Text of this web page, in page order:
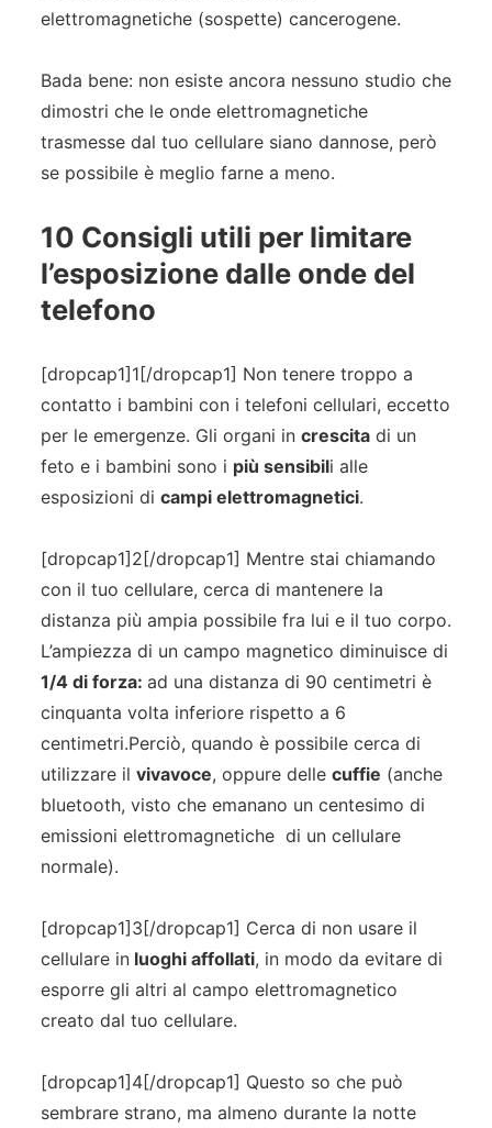
elettromagnetiche (sospette) cancerogene.
Bada bene: non esiste ancora nessuno studio che
dimostri che le onde elettromagnetiche
trasmesse dal tuo cellulare siano dannose, però
se possibile è meglio farne a meno.
10 Consigli utili per limitare
l’esposizione dalle onde del
telefono
[dropcap1]1[/dropcap1] Non tenere troppo a
contatto i bambini con i telefoni cellulari, eccetto
per le emergenze. Gli organi in crescitadi un
feto e i bambini sono i più sensibili alle
esposizioni di campi elettromagnetici.
[dropcap1]2[/dropcap1] Mentre stai chiamando
con il tuo cellulare, cerca di mantenere la
distanza più ampia possibile fra lui e il tuo corpo.
L’ampiezza di un campo magnetico diminuisce di
1/4 di forza: ad una distanza di 90 centimetri è
cinquanta volta inferiore rispetto a 6
centimetri.Perciò, quando è possibile cerca di
utilizzare il vivavoce, oppure delle cuffie (anche
bluetooth, visto che emanano un centesimo di
emissioni elettromagnetiche di un cellulare
normale).
[dropcap1]3[/dropcap1] Cerca di non usare il
cellulare inluoghi affollati, in modo da evitare di
esporre gli altri al campo elettromagnetico
creato dal tuo cellulare.
[dropcap1]4[/dropcap1] Questo so che può
sembrare strano, ma almeno durante la notte